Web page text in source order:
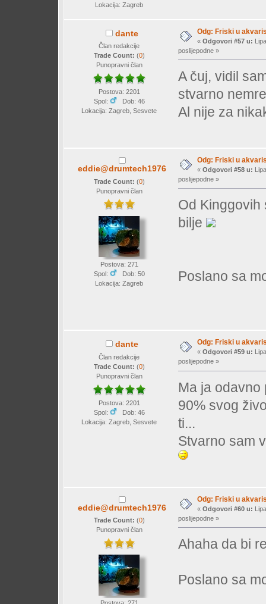
Lokacija: Zagreb
dante
Član redakcije
Trade Count: (0)
Punopravni član
Postova: 2201
Spol:
Dob: 46
Lokacija: Zagreb, Sesvete
Odg: Friski u
« Odgovori #57 u:
poslijepodne »
A čuj, vidil
stvarno
Al nije za
eddie@drumtech1976
Trade Count: (0)
Punopravni član
Postova: 271
Spol:
Dob: 50
Lokacija: Zagreb
Odg: Friski u
« Odgovori #58 u:
poslijepodne »
Od Kinggovih
bilje
Poslano sa
dante
Član redakcije
Trade Count: (0)
Punopravni član
Postova: 2201
Spol:
Dob: 46
Lokacija: Zagreb, Sesvete
Odg: Friski u
« Odgovori #59 u:
poslijepodne »
Ma ja odavno
90% svog
ti...
Stvarno sam
eddie@drumtech1976
Trade Count: (0)
Punopravni član
Odg: Friski u
« Odgovori #60 u:
poslijepodne »
Ahaha da bi
Poslano sa